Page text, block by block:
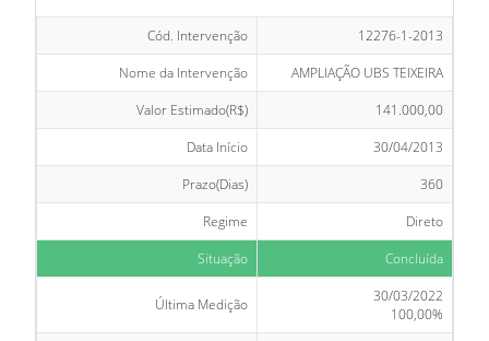
Cód. Intervenção
12276-1-2013
Nome da Intervenção
AMPLIAÇÃO UBS TEIXEIRA
Valor Estimado(R$)
141.000,00
Data Início
30/04/2013
Prazo(Dias)
360
Regime
Direto
Situação
Concluída
Última Medição
30/03/2022
100,00%